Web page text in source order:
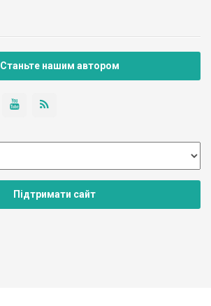
Станьте нашим автором
Підтримати сайт